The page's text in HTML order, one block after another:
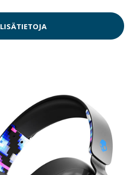
LISÄTIETOJA